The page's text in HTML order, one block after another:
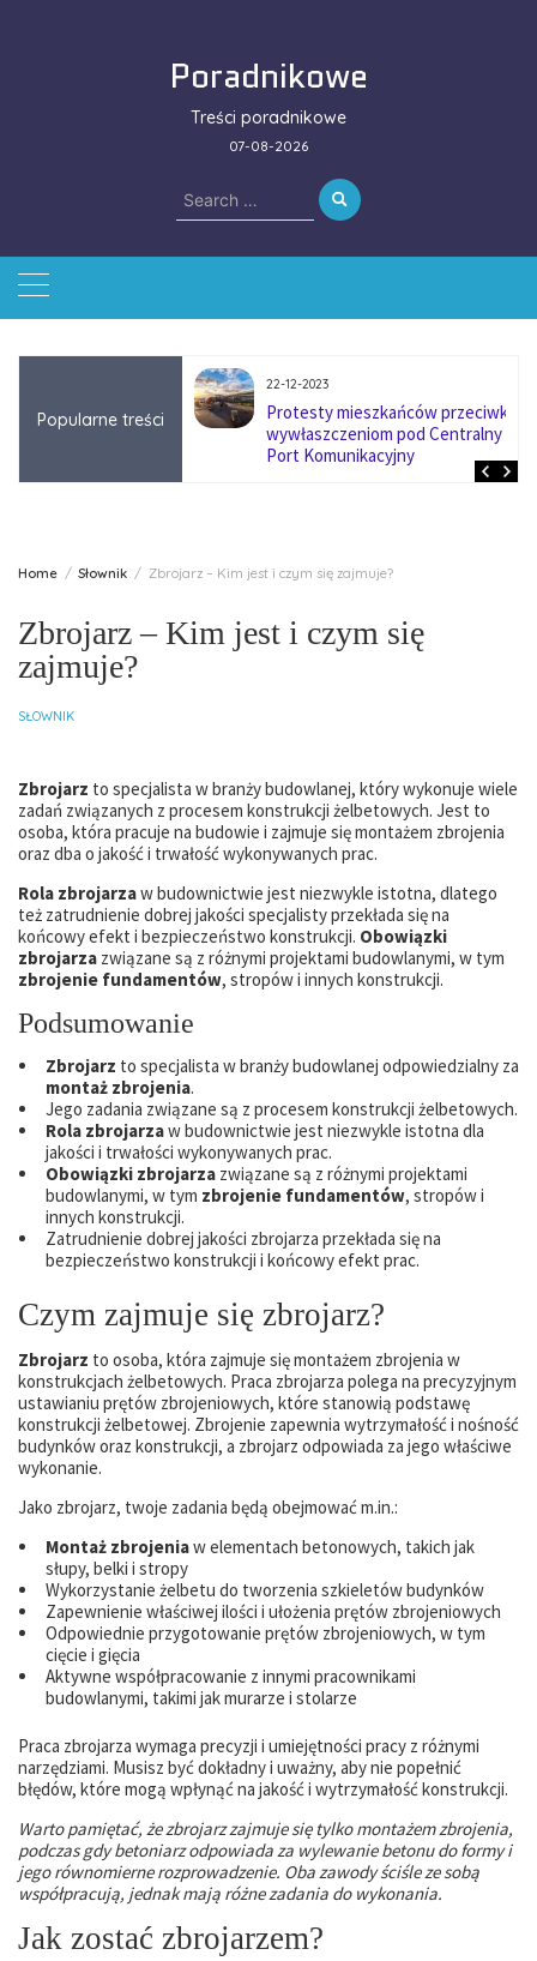
Poradnikowe
Treści poradnikowe
07-08-2026
Search
for:
Popularne treści
się na zmianę
w firmach
22-12-2023
Protesty mieszkańców przeciwko
wywłaszczeniom pod Centralny
Port Komunikacyjny
Home Słownik Zbrojarz – Kim jest i czym się zajmuje?
Zbrojarz – Kim jest i czym się
zajmuje?
SŁOWNIK
Zbrojarz to specjalista w branży budowlanej, który wykonuje wiele
zadań związanych z procesem konstrukcji żelbetowych. Jest to
osoba, która pracuje na budowie i zajmuje się montażem zbrojenia
oraz dba o jakość i trwałość wykonywanych prac.
Rola zbrojarzaw budownictwie jest niezwykle istotna, dlatego
też zatrudnienie dobrej jakości specjalisty przekłada się na
końcowy efekt i bezpieczeństwo konstrukcji. Obowiązki
zbrojarza związane są z różnymi projektami budowlanymi, w tym
zbrojenie fundamentów, stropów i innych konstrukcji.
Podsumowanie
Zbrojarz to specjalista w branży budowlanej odpowiedzialny za
montaż zbrojenia.
Jego zadania związane są z procesem konstrukcji żelbetowych.
Rola zbrojarzaw budownictwie jest niezwykle istotna dla
jakości i trwałości wykonywanych prac.
Obowiązki zbrojarza związane są z różnymi projektami
budowlanymi, w tym zbrojenie fundamentów, stropów i
innych konstrukcji.
Zatrudnienie dobrej jakości zbrojarza przekłada się na
bezpieczeństwo konstrukcji i końcowy efekt prac.
Czym zajmuje się zbrojarz?
Zbrojarz to osoba, która zajmuje się montażem zbrojenia w
konstrukcjach żelbetowych. Praca zbrojarza polega na precyzyjnym
ustawianiu prętów zbrojeniowych, które stanowią podstawę
konstrukcji żelbetowej. Zbrojenie zapewnia wytrzymałość i nośność
budynków oraz konstrukcji, a zbrojarz odpowiada za jego właściwe
wykonanie.
Jako zbrojarz, twoje zadania będą obejmować m.in.:
Montaż zbrojeniaw elementach betonowych, takich jak
słupy, belki i stropy
Wykorzystanie żelbetu do tworzenia szkieletów budynków
Zapewnienie właściwej ilości i ułożenia prętów zbrojeniowych
Odpowiednie przygotowanie prętów zbrojeniowych, w tym
cięcie i gięcia
Aktywne współpracowanie z innymi pracownikami
budowlanymi, takimi jak murarze i stolarze
Praca zbrojarza wymaga precyzji i umiejętności pracy z różnymi
narzędziami. Musisz być dokładny i uważny, aby nie popełnić
błędów, które mogą wpłynąć na jakość i wytrzymałość konstrukcji.
Warto pamiętać, że zbrojarz zajmuje się tylko montażem zbrojenia,
podczas gdy betoniarz odpowiada za wylewanie betonu do formy i
jego równomierne rozprowadzenie. Oba zawody ściśle ze sobą
współpracują, jednak mają różne zadania do wykonania.
Jak zostać zbrojarzem?